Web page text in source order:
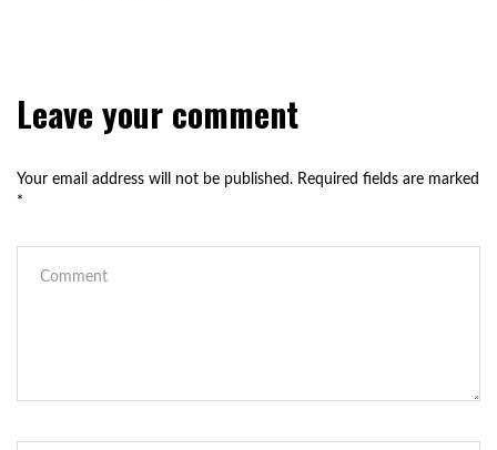
Leave your comment
Your email address will not be published. Required fields are marked
*